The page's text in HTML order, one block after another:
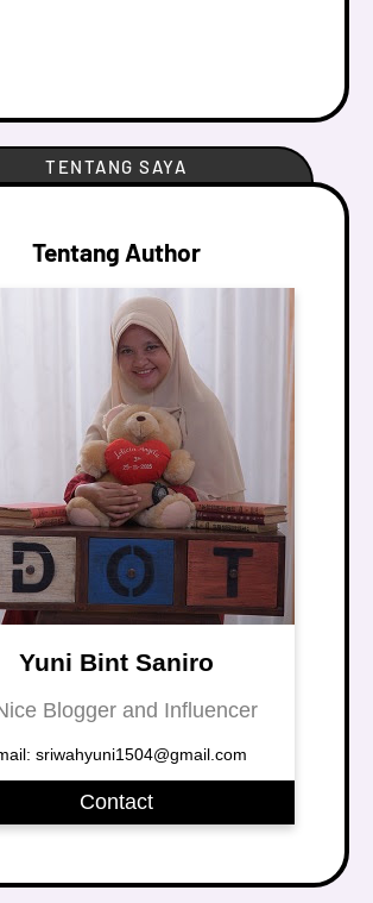
TENTANG SAYA
Tentang Author
Yuni Bint Saniro
Blogger and Influencer
sriwahyuni1504@gmail.com
Contact